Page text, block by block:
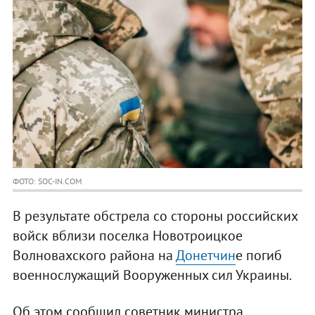
ФОТО: SOC-IN.COM
В результате обстрела со стороны российских
войск вблизи поселка Новотроицкое
Волновахского района наДонетчине погиб
военнослужащий Вооруженных сил Украины.